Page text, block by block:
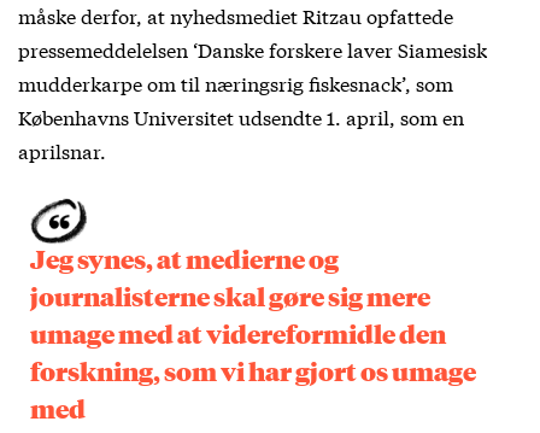
måske derfor, at nyhedsmediet Ritzau opfattede
pressemeddelelsen ‘Danske forskere laver Siamesisk
mudderkarpe om til næringsrig fiskesnack’, som
Københavns Universitet udsendte 1. april, som en
aprilsnar.
Jeg synes, at medierne og
journalisterne skal gøre sig mere
umage med at videreformidle den
forskning, som vi har gjort os umage
med